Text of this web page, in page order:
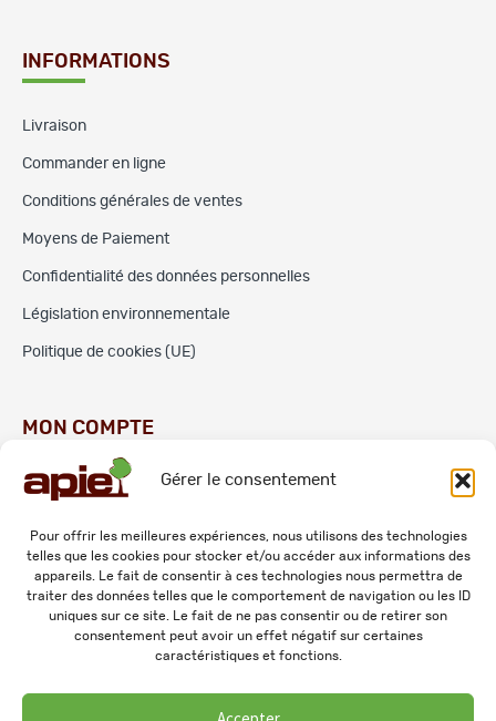
Gérer le consentement
Pour offrir les meilleures expériences, nous utilisons des technologies
telles que les cookies pour stocker et/ou accéder aux informations des
appareils. Le fait de consentir à ces technologies nous permettra de
traiter des données telles que le comportement de navigation ou les ID
uniques sur ce site. Le fait de ne pas consentir ou de retirer son
consentement peut avoir un effet négatif sur certaines
caractéristiques et fonctions.
INFORMATIONS
Livraison
Commander en ligne
Conditions générales de ventes
Moyens de Paiement
Confidentialité des données personnelles
Législation environnementale
Politique de cookies (UE)
MON COMPTE
Commandes
Adresses
Mes informations personnelles